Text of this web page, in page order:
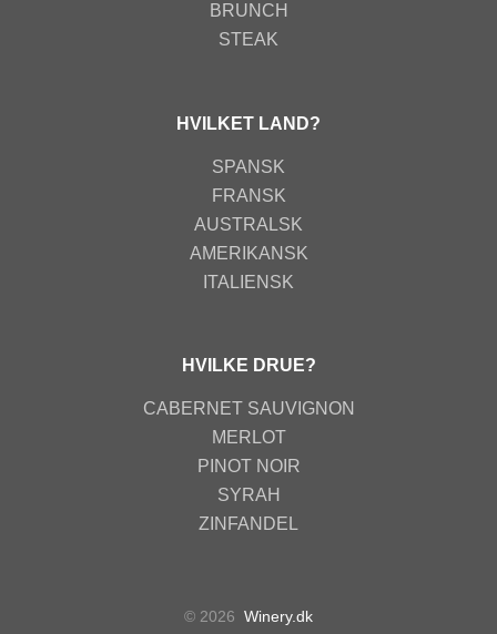
BRUNCH
STEAK
HVILKET LAND?
SPANSK
FRANSK
AUSTRALSK
AMERIKANSK
ITALIENSK
HVILKE DRUE?
CABERNET SAUVIGNON
MERLOT
PINOT NOIR
SYRAH
ZINFANDEL
© 2026 Winery.dk